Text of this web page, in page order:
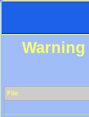
Warning
File